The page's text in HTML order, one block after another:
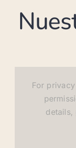
For
details,